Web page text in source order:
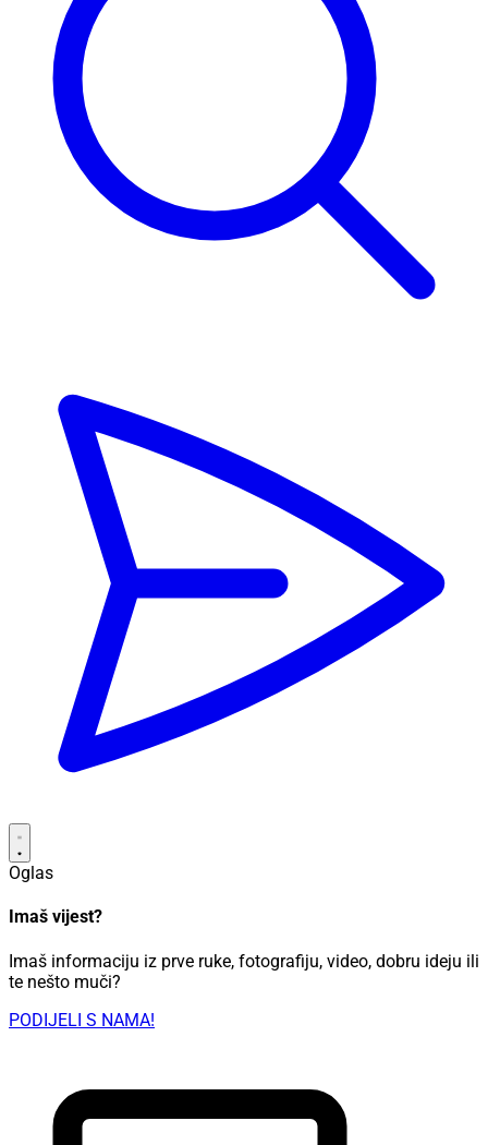
Oglas
Imaš vijest?
Imaš informaciju iz prve ruke, fotografiju, video, dobru ideju ili
te nešto muči?
PODIJELI S NAMA!